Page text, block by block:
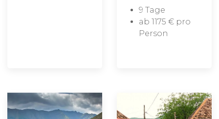
9 Tage
ab 1175 € pro
Person